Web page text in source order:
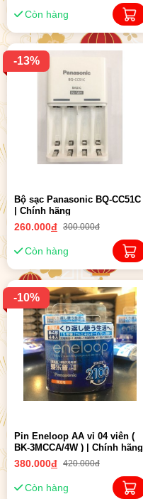
Còn hàng
-13%
Bộ sạc Panasonic BQ-CC51C
| Chính hãng
260.000đ 300.000đ
Còn hàng
-10%
Pin Eneloop AA vỉ 04 viên (
BK-3MCCA/4W ) | Chính hãng
380.000đ 420.000đ
Còn hàng